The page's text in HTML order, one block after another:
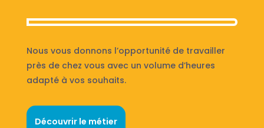
Nous vous donnons l’opportunité de travailler
près de chez vous avec un volume d’heures
adapté à vos souhaits.
Découvrir le métier